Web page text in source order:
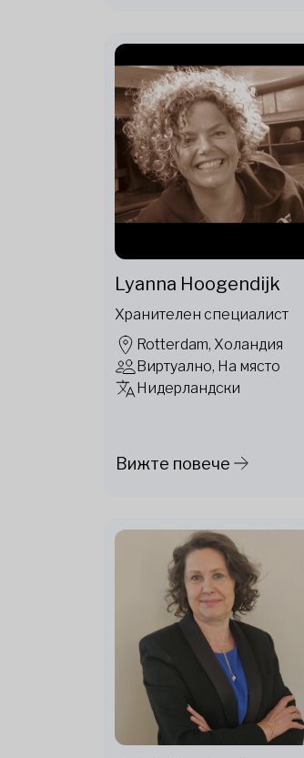
Lyanna Hoogendijk
Хранителен специалист
Rotterdam, Холандия
Виртуално, На място
Нидерландски
Вижте повече